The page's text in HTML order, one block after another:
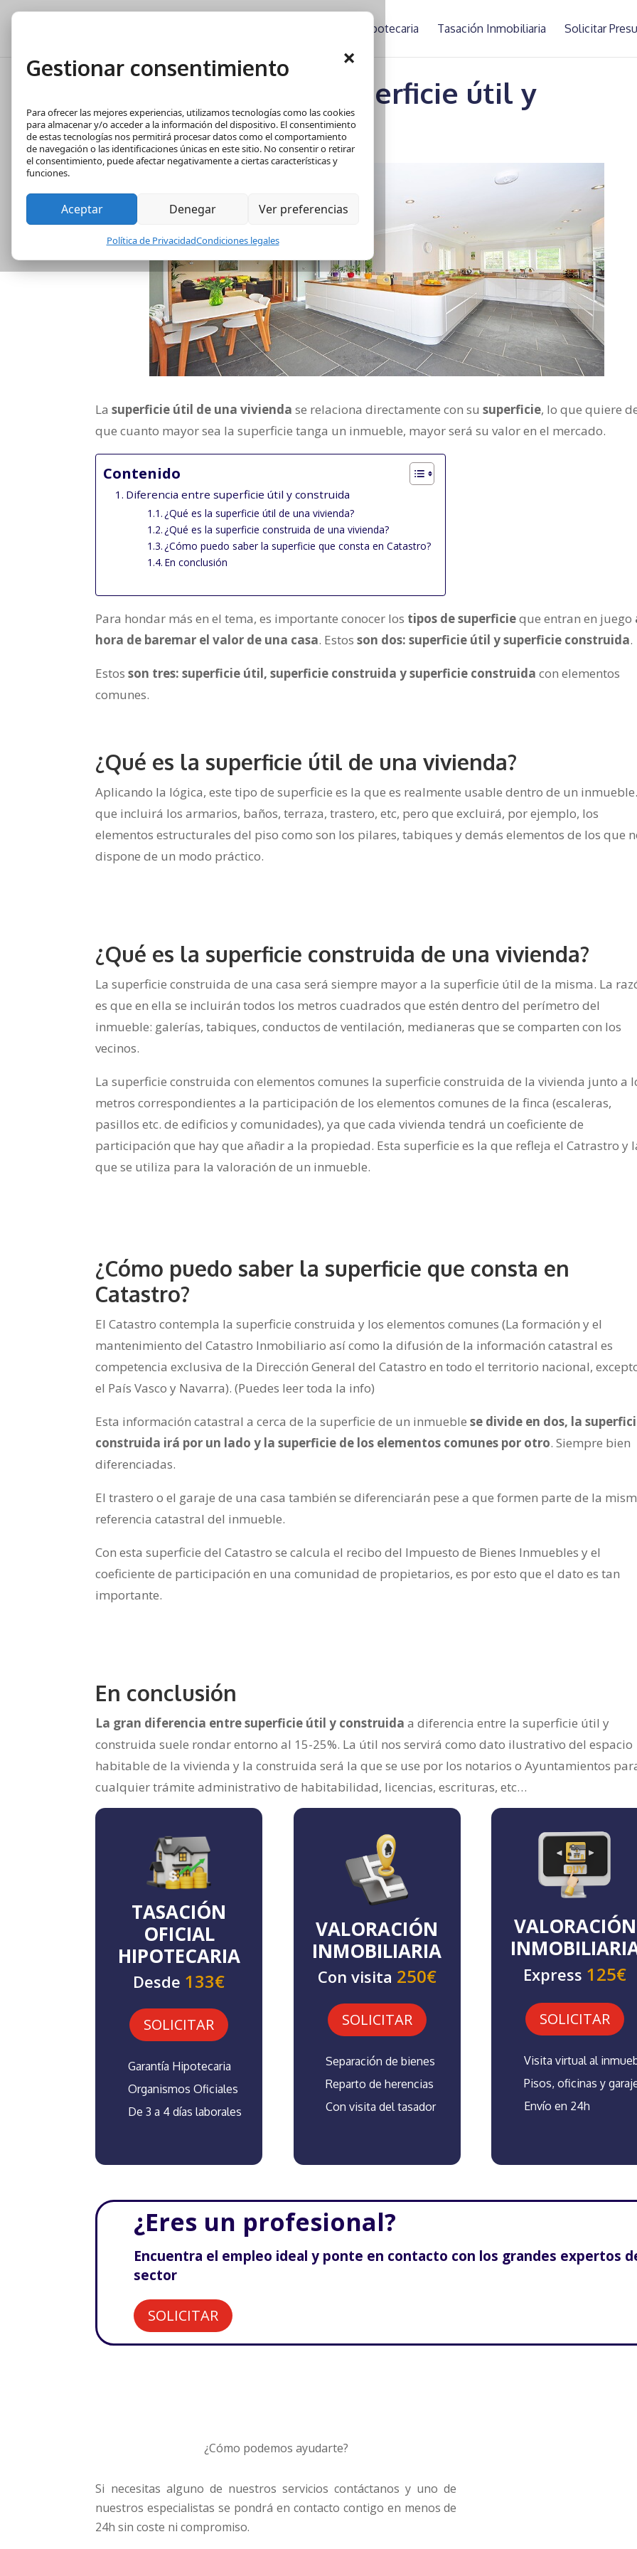
Gestionar consentimiento ×
Para ofrecer las mejores experiencias, utilizamos tecnologías como las cookies
para almacenar y/o acceder a la información del dispositivo. El consentimiento
de estas tecnologías nos permitirá procesar datos como el comportamiento
de navegación o las identificaciones únicas en este sitio. No consentir o retirar
el consentimiento, puede afectar negativamente a ciertas características y
funciones.
Aceptar Denegar Ver preferencias
Política de PrivacidadCondiciones legales
Tasación Hipotecaria Tasación Inmobiliaria Solicitar
Diferencia entre superficie útil y
construida
Lasuperficie útil de una vivienda se relaciona directamente con susuperficie, lo que quiere
que cuanto mayor sea la superficie tanga un inmueble, mayor será su valor en el mercado.
Contenido
Diferencia entre superficie útil y construida
¿Qué es la superficie útil de una vivienda?
¿Qué es la superficie construida de una vivienda?
¿Cómo puedo saber la superficie que consta en Catastro?
En conclusión
Para hondar más en el tema, es importante conocer los tipos de superficieque entran en juego
hora de baremar el valor de una casa. Estosson dos: superficie útil y superficie construida.
Estosson tres: superficie útil, superficie construida y superficie construida con elementos
comunes.
¿Qué es la superficie útil de una vivienda?
Aplicando la lógica, este tipo de superficie es la que es realmente usable dentro de un
que incluirá los armarios, baños, terraza, trastero, etc, pero que excluirá, por ejemplo, los
elementos estructurales del piso como son los pilares, tabiques y demás elementos de los que
dispone de un modo práctico.
¿Qué es la superficie construida de una vivienda?
La superficie construida de una casa será siempre mayor a la superficie útil de la misma. La
es que en ella se incluirán todos los metros cuadrados que estén dentro del perímetro del
inmueble: galerías, tabiques, conductos de ventilación, medianeras que se comparten con los
vecinos.
La superficie construida con elementos comunes la superficie construida de la vivienda junto a
metros correspondientes a la participación de los elementos comunes de la finca (escaleras,
pasillos etc. de edificios y comunidades), ya que cada vivienda tendrá un coeficiente de
participación que hay que añadir a la propiedad. Esta superficie es la que refleja el Catrastro y
que se utiliza para la valoración de un inmueble.
¿Cómo puedo saber la superficie que consta en
Catastro?
El Catastro contempla la superficie construida y los elementos comunes (La formación y el
mantenimiento del Catastro Inmobiliario así como la difusión de la información catastral es
competencia exclusiva de la Dirección General del Catastro en todo el territorio nacional,
el País Vasco y Navarra). (Puedes leer toda la info)
Esta información catastral a cerca de la superficie de un inmueble se divide en dos, la
construida irá por un lado y la superficie de los elementos comunes por otro. Siempre bien
diferenciadas.
El trastero o el garaje de una casa también se diferenciarán pese a que formen parte de la
referencia catastral del inmueble.
Con esta superficie del Catastro se calcula el recibo del Impuesto de Bienes Inmuebles y el
coeficiente de participación en una comunidad de propietarios, es por esto que el dato es tan
importante.
En conclusión
La gran diferencia entre superficie útil y construida a diferencia entre la superficie útil y
construida suele rondar entorno al 15-25%. La útil nos servirá como dato ilustrativo del espacio
habitable de la vivienda y la construida será la que se use por los notarios o Ayuntamientos
cualquier trámite administrativo de habitabilidad, licencias, escrituras, etc…
TASACIÓN
OFICIAL
HIPOTECARIA
Desde 133€
SOLICITAR
Garantía Hipotecaria
Organismos Oficiales
De 3 a 4 días laborales
VALORACIÓN
INMOBILIARIA
Con visita 250€
SOLICITAR
Separación de bienes
Reparto de herencias
Con visita del tasador
VALORACIÓN
Express 125€
SOLICITAR
Visita virtual al
Pisos, oficinas y
Envío en 24h
¿Eres un profesional?
Encuentra el empleo ideal y ponte en contacto con los grandes expertos
sector
SOLICITAR
¿Cómo podemos ayudarte?
Si necesitas alguno de nuestros servicios contáctanos y uno de
nuestros especialistas se pondrá en contacto contigo en menos de
24h sin coste ni compromiso.